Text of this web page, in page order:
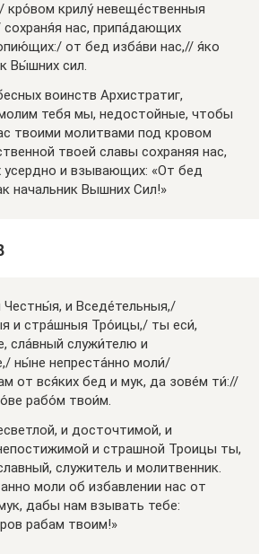
кро́вом крилу́ невеще́ственныя
нас, припа́дающих
от бед изба́ви нас,// я́ко
Вы́шних сил.
воинств Архистратиг,
тебя мы, недостойные, чтобы
твоими молитвами под кровом
твоей славы сохраняя нас,
и взывающих: «От бед
начальник Вышних Сил!»
Честны́я, и Вседе́тельныя,/
и стра́шныя Тро́ицы,/ ты еси́,
сла́вный служи́телю и
ны́не непреста́нно моли́/
от вся́ких бед и мук, да зове́м ти́://
рабо́м твои́м.
и досточтимой, и
и страшной Троицы ты,
служитель и молитвенник.
моли об избавлении нас от
дабы нам взывать тебе:
рабам твоим!»